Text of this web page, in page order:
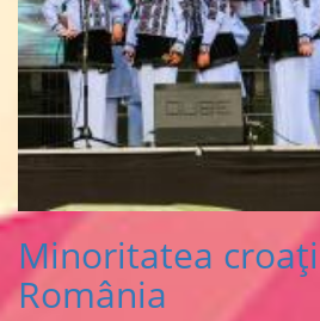
Minoritatea
România